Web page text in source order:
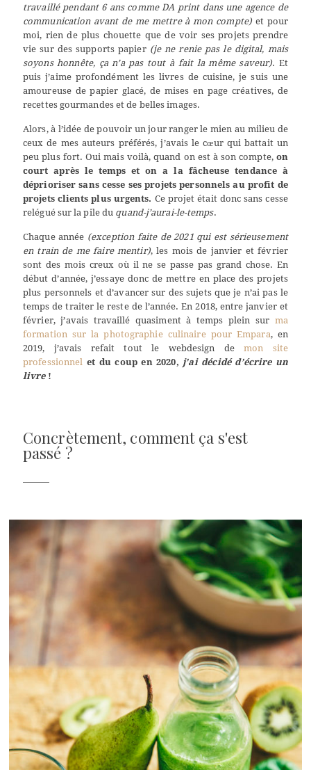
travaillé pendant 6 ans comme DA print dans une agence de
communication avant de me mettre à mon compte)et pour
moi, rien de plus chouette que de voir ses projets prendre
vie sur des supports papier (je ne renie pas le digital, mais
soyons honnête, ça n’a pas tout à fait la même saveur). Et
puis j’aime profondément les livres de cuisine, je suis une
amoureuse de papier glacé, de mises en page créatives, de
recettes gourmandes et de belles images.
Alors, à l’idée de pouvoir un jour ranger le mien au milieu de
ceux de mes auteurs préférés, j’avais le cœur qui battait un
peu plus fort. Oui mais voilà, quand on est à son compte,on
court après le temps et on a la fâcheuse tendance à
déprioriser sans cesse ses projets personnels au profit de
projets clients plus urgents. Ce projet était donc sans cesse
relégué sur la pile du quand-j’aurai-le-temps.
Chaque année (exception faite de 2021 qui est sérieusement
en train de me faire mentir), les mois de janvier et février
sont des mois creux où il ne se passe pas grand chose. En
début d’année, j’essaye donc de mettre en place des projets
plus personnels et d’avancer sur des sujets que je n’ai pas le
temps de traiter le reste de l’année. En 2018, entre janvier et
février, j’avais travaillé quasiment à temps plein sur ma
formation sur la photographie culinaire pour Empara, en
2019, j’avais refait tout le webdesign demon site
professionnel et du coup en 2020, j’ai décidé d’écrire un
livre!
Concrètement, comment ça s'est
passé ?